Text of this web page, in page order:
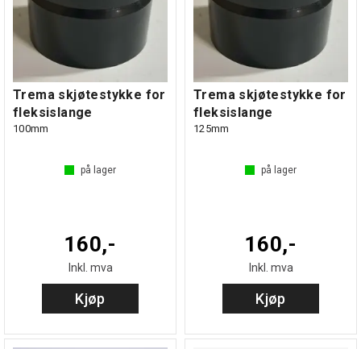
Trema skjøtestykke for
fleksislange
100mm
på lager
160,-
Inkl. mva
Kjøp
Trema skjøtestykke for
fleksislange
125mm
på lager
160,-
Inkl. mva
Kjøp